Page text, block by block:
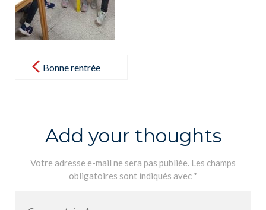
navigationBonne rentrée
Add your thoughts
Votre adresse e-mail ne sera pas publiée. Les champs
obligatoires sont indiqués avec *